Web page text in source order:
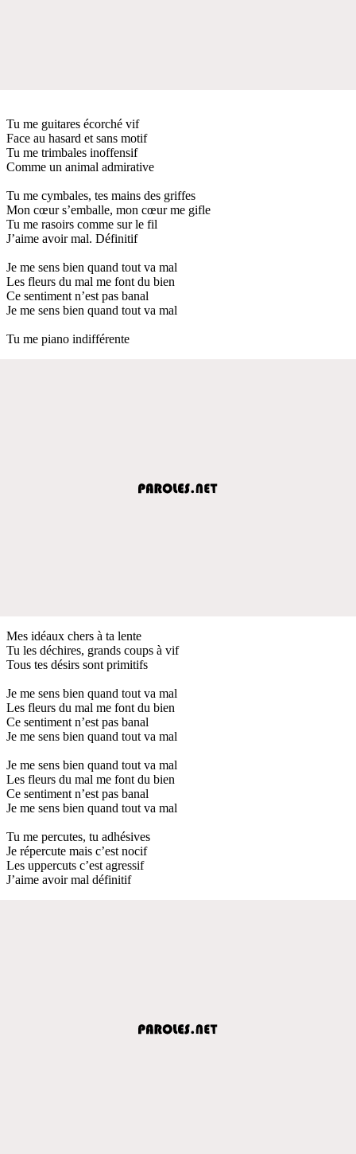
Tu me guitares écorché vif
Face au hasard et sans motif
Tu me trimbales inoffensif
Comme un animal admirative
Tu me cymbales, tes mains des griffes
Mon cœur s’emballe, mon cœur me gifle
Tu me rasoirs comme sur le fil
J’aime avoir mal. Définitif
Je me sens bien quand tout va mal
Les fleurs du mal me font du bien
Ce sentiment n’est pas banal
Je me sens bien quand tout va mal
Tu me piano indifférente
Mes idéaux chers à ta lente
Tu les déchires, grands coups à vif
Tous tes désirs sont primitifs
Je me sens bien quand tout va mal
Les fleurs du mal me font du bien
Ce sentiment n’est pas banal
Je me sens bien quand tout va mal
Je me sens bien quand tout va mal
Les fleurs du mal me font du bien
Ce sentiment n’est pas banal
Je me sens bien quand tout va mal
Tu me percutes, tu adhésives
Je répercute mais c’est nocif
Les uppercuts c’est agressif
J’aime avoir mal définitif